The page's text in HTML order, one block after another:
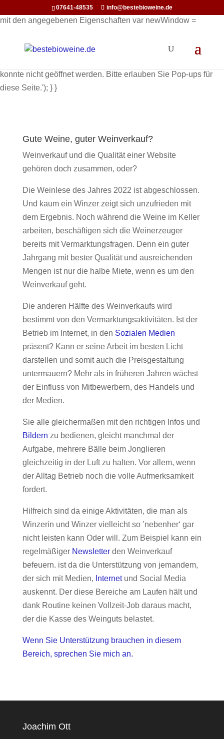
function openInNewWindow(url) { // Öffnet ein neues Fenster
mit den angegebenen Eigenschaften var newWindow =
(newWindow) { newWindow.focus(); // Optional: Setzt den
konnte nicht geöffnet werden. Bitte erlauben Sie Pop-ups für
diese Seite.'); } }
07641-48535 info@bestebioweine.de
Gute Weine, guter Weinverkauf?
Weinverkauf und die Qualität einer Website
gehören doch zusammen, oder?
Die Weinlese des Jahres 2022 ist abgeschlossen.
Und kaum ein Winzer zeigt sich unzufrieden mit
dem Ergebnis. Noch während die Weine im Keller
arbeiten, beschäftigen sich die Weinerzeuger
bereits mit Vermarktungsfragen. Denn ein guter
Jahrgang mit bester Qualität und ausreichenden
Mengen ist nur die halbe Miete, wenn es um den
Weinverkauf geht.
Die anderen Hälfte des Weinverkaufs wird
bestimmt von den Vermarktungsaktivitäten. Ist der
Betrieb im Internet, in den Sozialen Medien
präsent? Kann er seine Arbeit im besten Licht
darstellen und somit auch die Preisgestaltung
untermauern? Mehr als in früheren Jahren wächst
der Einfluss von Mitbewerbern, des Handels und
der Medien.
Sie alle gleichermaßen mit den richtigen Infos und
Bildern zu bedienen, gleicht manchmal der
Aufgabe, mehrere Bälle beim Jonglieren
gleichzeitig in der Luft zu halten. Vor allem, wenn
der Alltag Betrieb noch die volle Aufmerksamkeit
fordert.
Hilfreich sind da einige Aktivitäten, die man als
Winzerin und Winzer vielleicht so ’nebenher‘ gar
nicht leisten kann Oder will. Zum Beispiel kann ein
regelmäßiger Newsletterden Weinverkauf
befeuern. ist da die Unterstützung von jemandem,
der sich mit Medien, Internetund Social Media
auskennt. Der diese Bereiche am Laufen hält und
dank Routine keinen Vollzeit-Job daraus macht,
der die Kasse des Weinguts belastet.
Wenn Sie Unterstützung brauchen in diesem
Bereich, sprechen Sie mich an.
Joachim Ott